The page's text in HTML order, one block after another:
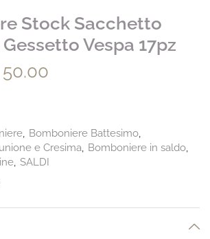
Stock Sacchetto
Vespa 17pz
50.00
Bomboniere Battesimo
e Cresima
Bomboniere in saldo
SALDI